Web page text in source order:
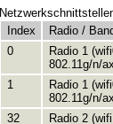
Index
Radio /
0
Radio 1
802.11g/n/ax
1
Radio 1
802.11g/n/ax
32
Radio 2